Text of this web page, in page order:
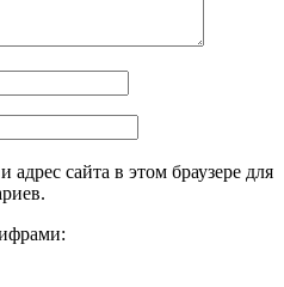
сайта в этом браузере для